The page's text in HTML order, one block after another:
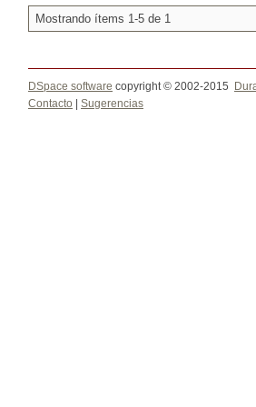
Mostrando ítems 1-5 de 1
DSpace software copyright © 2002-2015
Contacto
Sugerencias